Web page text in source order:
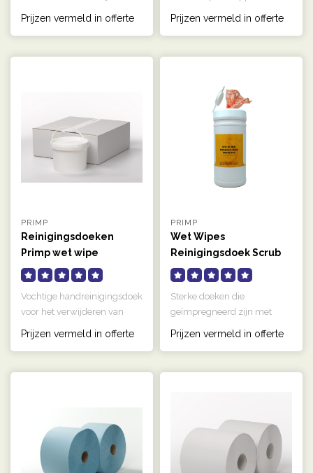
uitstekend vloeis..
Prijzen vermeld in offerte
poet..
Prijzen vermeld in offerte
PRIMP
Reinigingsdoeken
Primp wet wipe
Vochtige handreinigingsdoek
voor het verwijderen van
algemeen vuil. Maakt de
han..
Prijzen vermeld in offerte
PRIMP
Wet Wipes
Reinigingsdoek Scrub
Eco Ultra
Sterke doeken die
geïmpregneerd zijn met
bijzonder krachtige
huidreinigers. De ..
Prijzen vermeld in offerte